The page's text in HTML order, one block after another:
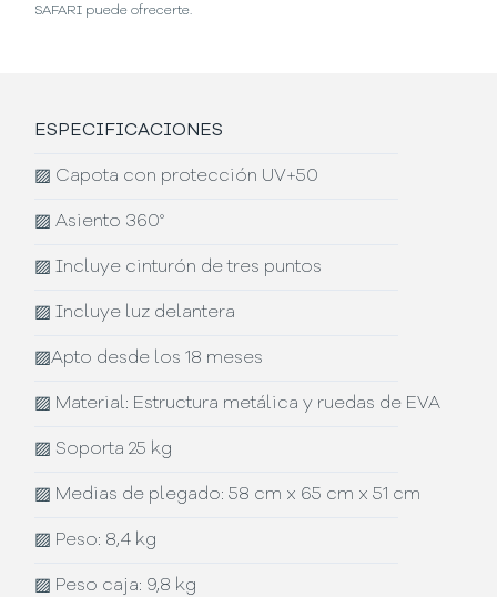
SAFARI puede ofrecerte.
ESPECIFICACIONES
▨ Capota con protección UV+50
▨ Asiento 360°
▨ Incluye cinturón de tres puntos
▨ Incluye luz delantera
▨Apto desde los 18 meses
▨ Material: Estructura metálica y ruedas de EVA
▨ Soporta 25 kg
▨ Medias de plegado: 58 cm x 65 cm x 51 cm
▨ Peso: 8,4 kg
▨ Peso caja: 9,8 kg